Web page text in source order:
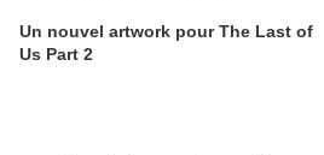
Un nouvel artwork pour The Last of
Us Part 2